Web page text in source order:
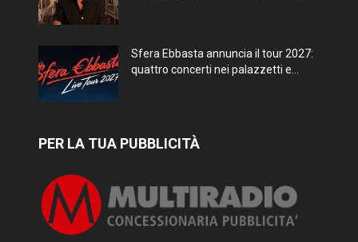
Sfera Ebbasta annuncia il tour 2027:
quattro concerti nei palazzetti e...
PER LA TUA PUBBLICITÀ